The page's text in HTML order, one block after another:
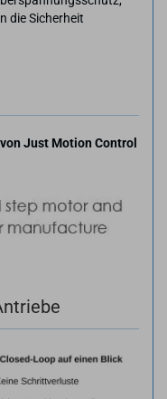
die Sicherheit
Just Motion Control